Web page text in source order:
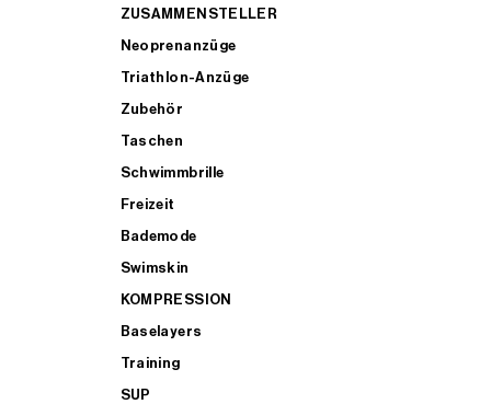
ZUSAMMENSTELLER
Neoprenanzüge
Triathlon-Anzüge
Zubehör
Taschen
Schwimmbrille
Freizeit
Bademode
Swimskin
KOMPRESSION
Baselayers
Training
SUP